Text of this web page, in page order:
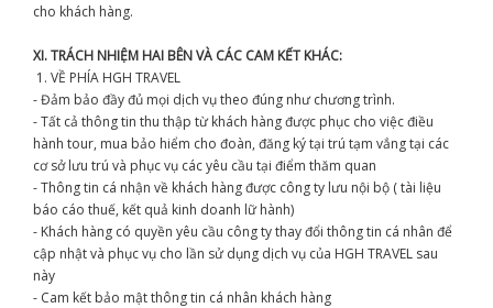
cho khách hàng.
XI. TRÁCH NHIỆM HAI BÊN VÀ CÁC CAM KẾT KHÁC:
1. VỀ PHÍA HGH TRAVEL
- Đảm bảo đầy đủ mọi dịch vụ theo đúng như chương trình.
- Tất cả thông tin thu thập từ khách hàng được phục cho việc điều
hành tour, mua bảo hiểm cho đoàn, đăng ký tại trú tạm vắng tại các
cơ sở lưu trú và phục vụ các yêu cầu tại điểm thăm quan
- Thông tin cá nhận về khách hàng được công ty lưu nội bộ ( tài liệu
báo cáo thuế, kết quả kinh doanh lữ hành)
- Khách hàng có quyền yêu cầu công ty thay đổi thông tin cá nhân để
cập nhật và phục vụ cho lần sử dụng dịch vụ của HGH TRAVEL sau
này
- Cam kết bảo mật thông tin cá nhân khách hàng